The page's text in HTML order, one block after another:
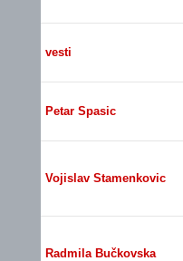
vesti
Petar Spasic
Vojislav Stamenkovic
Radmila Bučkovska